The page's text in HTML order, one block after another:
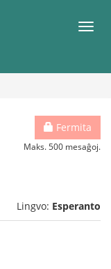
Fermita
Maks. 500 mesaĝoj.
Lingvo: Esperanto